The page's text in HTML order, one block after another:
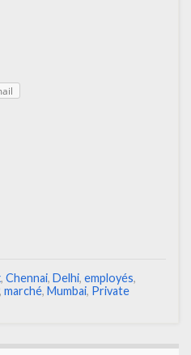
, Chennai, Delhi, employés,
, marché, Mumbai, Private